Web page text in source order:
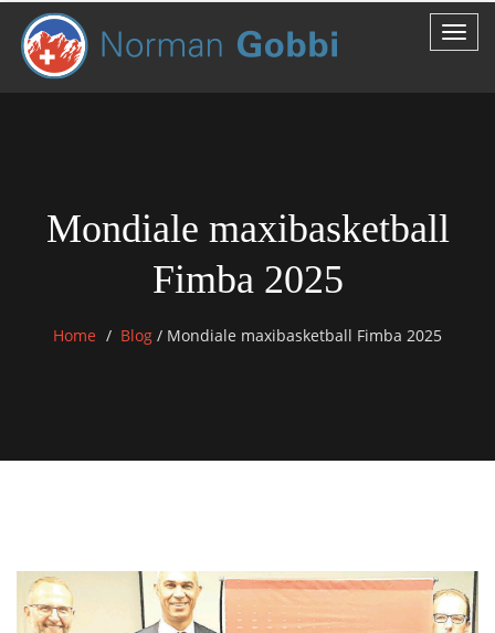
Mondiale maxibasketball
Fimba 2025
Home Blog / Mondiale maxibasketball Fimba 2025